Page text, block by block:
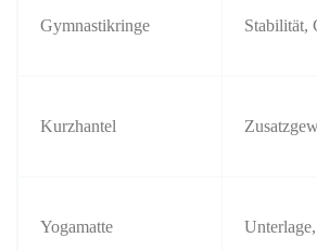
Gymnastikringe Stabilität,
Kurzhantel
Yogamatte